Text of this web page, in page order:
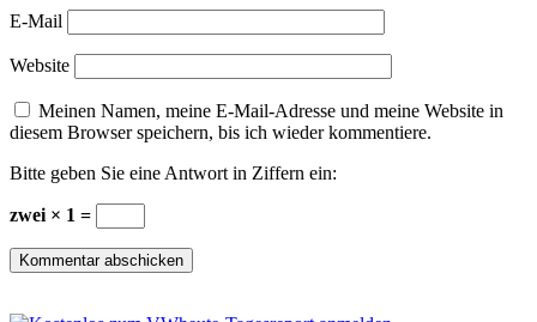
E-Mail
Website
Meinen Namen, meine E-Mail-Adresse und meine Website in
diesem Browser speichern, bis ich wieder kommentiere.
Bitte geben Sie eine Antwort in Ziffern ein:
zwei × 1 =